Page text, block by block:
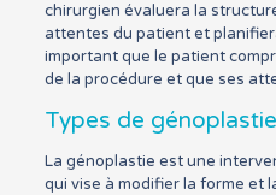
chirurgien évaluera la
attentes du patient et
important que le patient
de la procédure et que ses
Types de génoplastie
La génoplastie est une
qui vise à modifier la forme et